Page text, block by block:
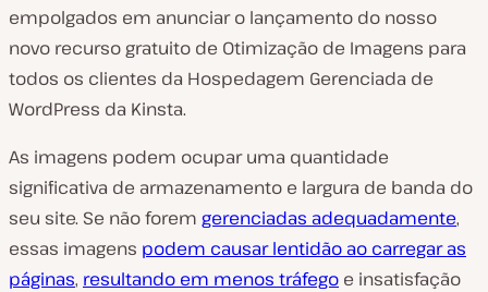
empolgados em anunciar o lançamento do nosso
novo recurso gratuito de Otimização de Imagens para
todos os clientes da Hospedagem Gerenciada de
WordPress da Kinsta.
As imagens podem ocupar uma quantidade
significativa de armazenamento e largura de banda do
seu site. Se não forem gerenciadas adequadamente,
essas imagens podem causar lentidão ao carregar as
páginas, resultando em menos tráfego e insatisfação